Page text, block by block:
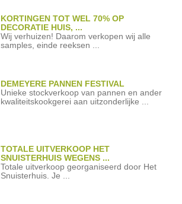
KORTINGEN TOT WEL 70% OP
DECORATIE HUIS, ...
Wij verhuizen! Daarom verkopen wij alle
samples, einde reeksen ...
DEMEYERE PANNEN FESTIVAL
Unieke stockverkoop van pannen en ander
kwaliteitskookgerei aan uitzonderlijke ...
TOTALE UITVERKOOP HET
SNUISTERHUIS WEGENS ...
Totale uitverkoop georganiseerd door Het
Snuisterhuis. Je ...